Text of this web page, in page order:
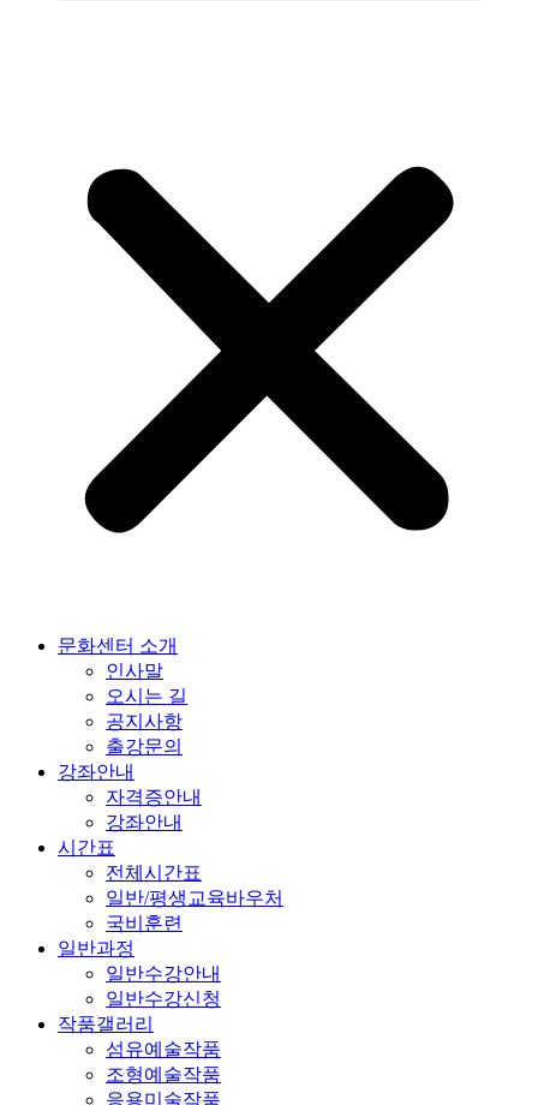
문화센터 소개
인사말
오시는 길
공지사항
출강문의
강좌안내
자격증안내
강좌안내
시간표
전체시간표
일반/평생교육바우처
국비훈련
일반과정
일반수강안내
일반수강신청
작품갤러리
섬유예술작품
조형예술작품
응용미술작품